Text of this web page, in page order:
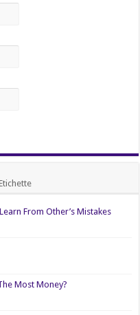
From Other’s Mistakes
Most Money?